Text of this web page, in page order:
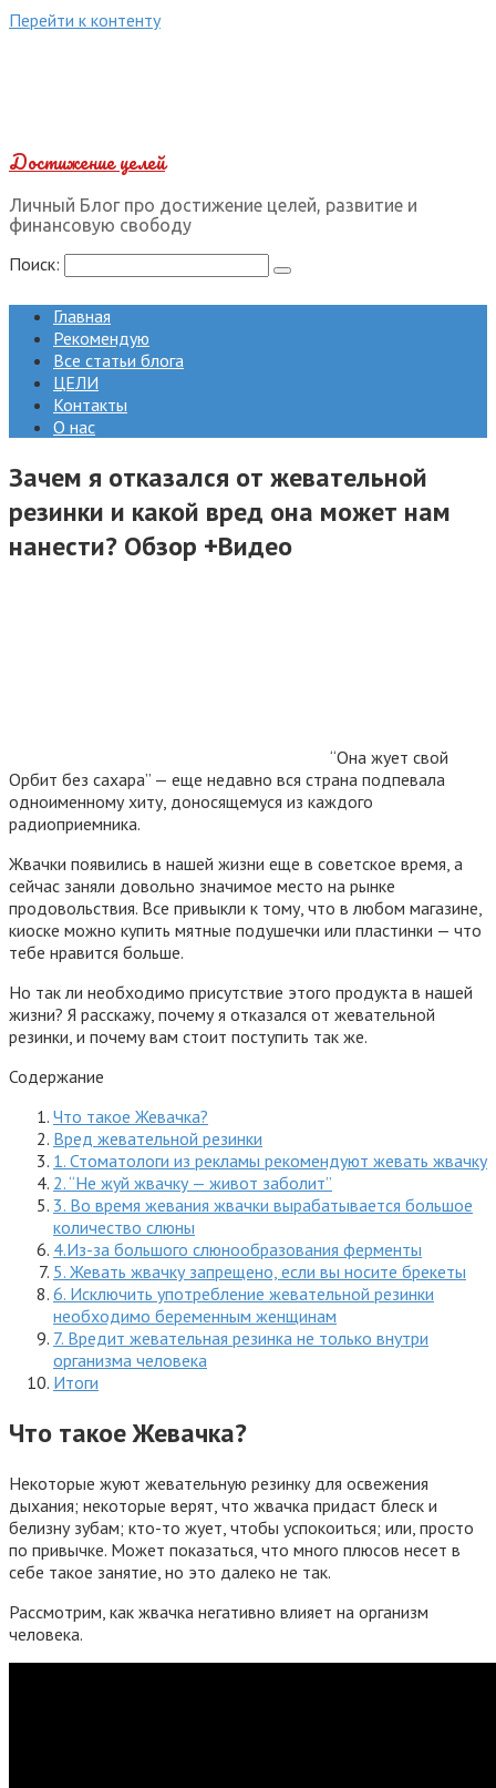
Перейти к контенту
Достижение целей
Личный Блог про достижение целей, развитие и
финансовую свободу
Поиск:
Главная
Рекомендую
Все статьи блога
ЦЕЛИ
Контакты
О нас
Зачем я отказался от жевательной
резинки и какой вред она может нам
нанести? Обзор +Видео
“Она жует свой
Орбит без сахара” — еще недавно вся страна подпевала
одноименному хиту, доносящемуся из каждого
радиоприемника.
Жвачки появились в нашей жизни еще в советское время, а
сейчас заняли довольно значимое место на рынке
продовольствия. Все привыкли к тому, что в любом магазине,
киоске можно купить мятные подушечки или пластинки — что
тебе нравится больше.
Но так ли необходимо присутствие этого продукта в нашей
жизни? Я расскажу, почему я отказался от жевательной
резинки, и почему вам стоит поступить так же.
Содержание
Что такое Жевачка?
Вред жевательной резинки
1. Стоматологи из рекламы рекомендуют жевать жвачку
2. “Не жуй жвачку — живот заболит”
3. Во время жевания жвачки вырабатывается большое
количество слюны
4.Из-за большого слюнообразования ферменты
5. Жевать жвачку запрещено, если вы носите брекеты
6. Исключить употребление жевательной резинки
необходимо беременным женщинам
7. Вредит жевательная резинка не только внутри
организма человека
Итоги
Что такое Жевачка?
Некоторые жуют жевательную резинку для освежения
дыхания; некоторые верят, что жвачка придаст блеск и
белизну зубам; кто-то жует, чтобы успокоиться; или, просто
по привычке. Может показаться, что много плюсов несет в
себе такое занятие, но это далеко не так.
Рассмотрим, как жвачка негативно влияет на организм
человека.